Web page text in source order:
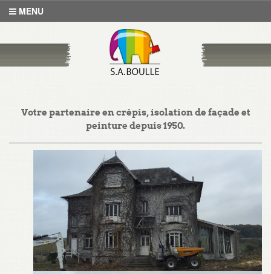
MENU
Votre partenaire en crépis, isolation de façade et
peinture depuis 1950.